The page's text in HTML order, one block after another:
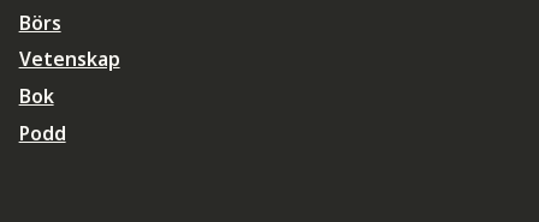
Börs
Vetenskap
Bok
Podd